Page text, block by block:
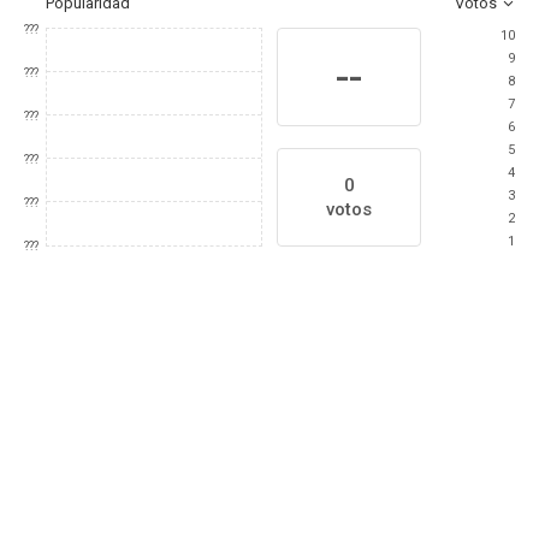
???
???
???
???
???
???
--
0
votos
10
9
8
7
6
5
4
3
2
1